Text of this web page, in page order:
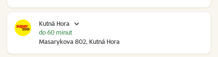
Kutná Hora
Masarykova 802, Kutná Hora
do 60 minut